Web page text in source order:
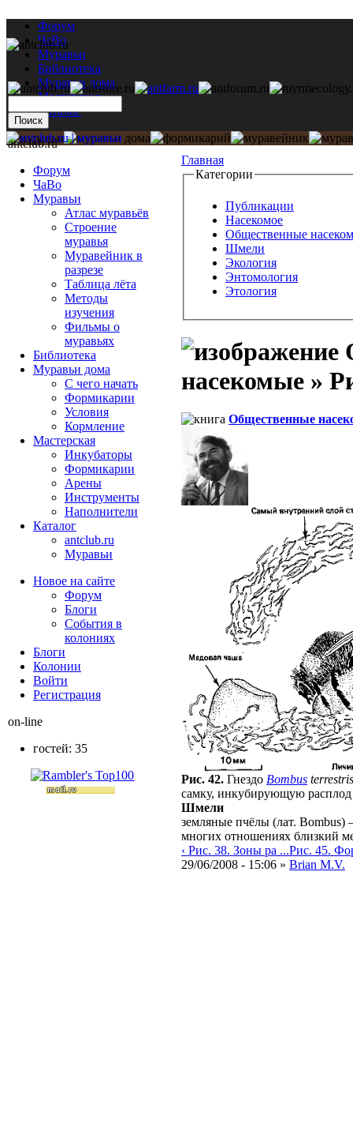
Форум
ЧаВо
Муравьи
Библиотека
Муравьи дома
Мастерская
Каталог
Главная
Категории
Публикации
Насекомое
Общественные
Шмели
Экология
Энтомология
Этология
насекомые »
Общественные
Рис. 42. Гнездо Bombus terrestris
самку, инкубирующую расплод
Шмели
земляные пчёлы (лат.
многих отношениях близкий
‹ Рис. 38. Зоны ра ...Рис. 45.
29/06/2008 - 15:06 » Brian M.V.
antclub.ru
Форум
ЧаВо
Муравьи
Атлас муравьёв
Строение
муравья
Муравейник в
разрезе
Таблица лёта
Методы
изучения
Фильмы о
муравьях
Библиотека
Муравьи дома
С чего начать
Формикарии
Условия
Кормление
Мастерская
Инкубаторы
Формикарии
Арены
Инструменты
Наполнители
Каталог
antclub.ru
Муравьи
Новое на сайте
Форум
Блоги
События в
колониях
Блоги
Колонии
Войти
Peгиcтpaция
on-line
гостей: 35